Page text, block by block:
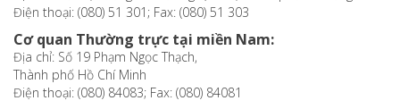
Điện thoại: (080) 51 301; Fax: (080) 51 303
Cơ quan Thường trực tại miền Nam:
Địa chỉ: Số 19 Phạm Ngọc Thạch,
Thành phố Hồ Chí Minh
Điện thoại: (080) 84083; Fax: (080) 84081